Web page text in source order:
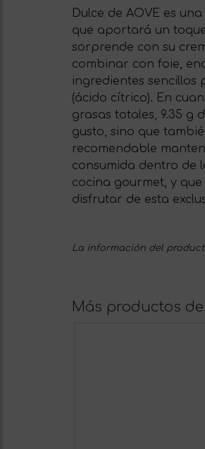
Dulce de AOVE es
que aportará un
sorprende con su
combinar con foie,
ingredientes sencillos
(ácido cítrico). En
grasas totales, 9.35 g
gusto, sino que
recomendable
consumida dentro de
cocina gourmet, y
disfrutar de esta
La información del
Más productos